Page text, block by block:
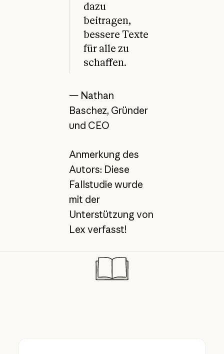
dazu
beitragen,
bessere Texte
für alle zu
schaffen.
—Nathan
Baschez, Gründer
und CEO
Anmerkung des
Autors: Diese
Fallstudie wurde
mit der
Unterstützung von
Lex verfasst!